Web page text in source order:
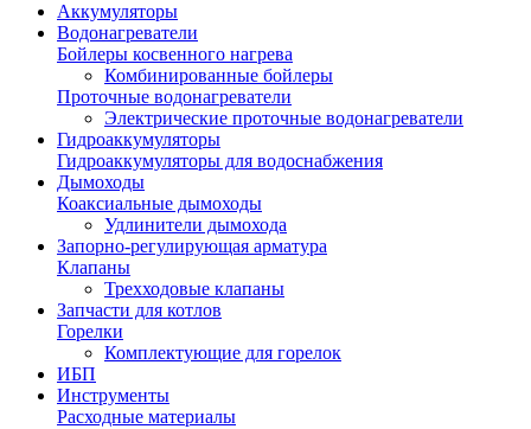
Аккумуляторы
Водонагреватели
Бойлеры косвенного нагрева
Комбинированные бойлеры
Проточные водонагреватели
Электрические проточные водонагреватели
Гидроаккумуляторы
Гидроаккумуляторы для водоснабжения
Дымоходы
Коаксиальные дымоходы
Удлинители дымохода
Запорно-регулирующая арматура
Клапаны
Трехходовые клапаны
Запчасти для котлов
Горелки
Комплектующие для горелок
ИБП
Инструменты
Расходные материалы